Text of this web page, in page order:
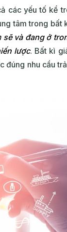
các yếu tố kể
tâm trong bất
và đang ở
lược. Bất kì
đúng nhu cầu